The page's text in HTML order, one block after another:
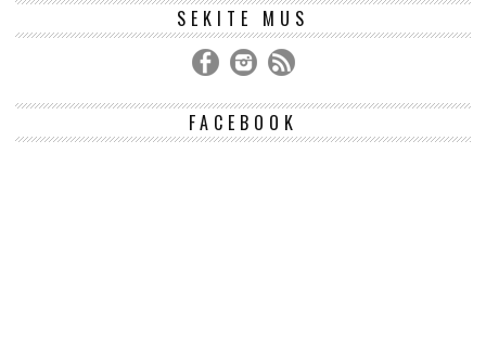
SEKITE MUS
FACEBOOK